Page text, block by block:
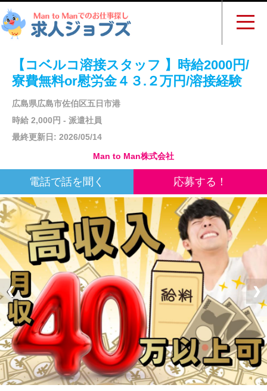
【コベルコ溶接スタッフ 】時給2000円/
寮費無料or慰労金４３.２万円/溶接経験
広島県広島市佐伯区五日市港
時給 2,000円 - 派遣社員
最終更新日: 2026/05/14
Man to Man株式会社
電話で話を聞く 応募する！
❮ ❯